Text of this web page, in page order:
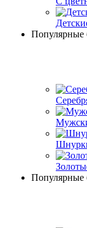
Популярные
Популярные